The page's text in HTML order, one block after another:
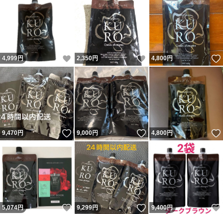
4,999円 いいね！
2,350円 いいね！
4,800円
9,470円 いいね！
9,000円 いいね！
4,800円
5,074円 いいね！
9,299円 いいね！
9,400円